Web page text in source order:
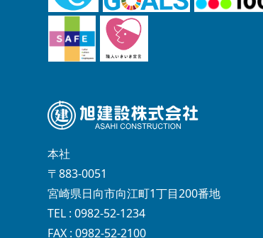
本社
〒883-0051
宮崎県日向市向江町1丁目200番地
TEL : 0982-52-1234
FAX : 0982-52-2100